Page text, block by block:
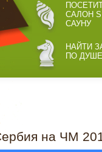
САЛОН
САУНУ
НАЙТИ
ПО ДУШЕ
на ЧМ